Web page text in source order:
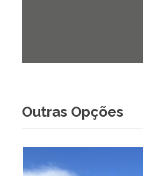
Outras Opções